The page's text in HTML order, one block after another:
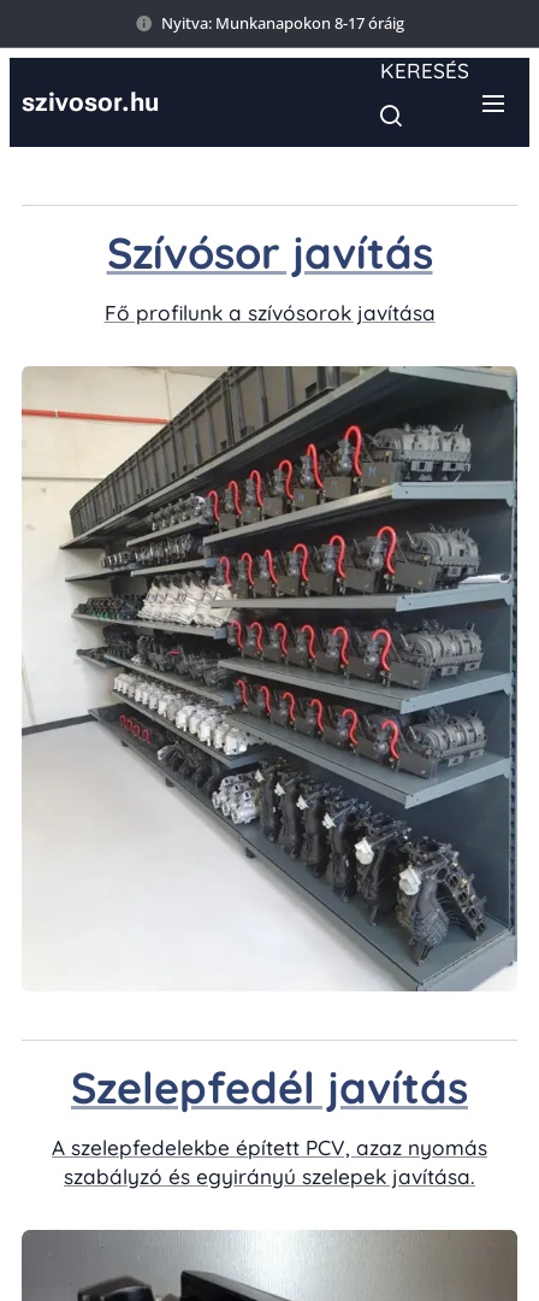
Nyitva: Munkanapokon 8-17 óráig
szivosor.hu
KERESÉS
Szívósor javítás
Fő profilunk a szívósorok javítása
Szelepfedél javítás
A szelepfedelekbe épített PCV, azaz nyomás
szabályzó és egyirányú szelepek javítása.